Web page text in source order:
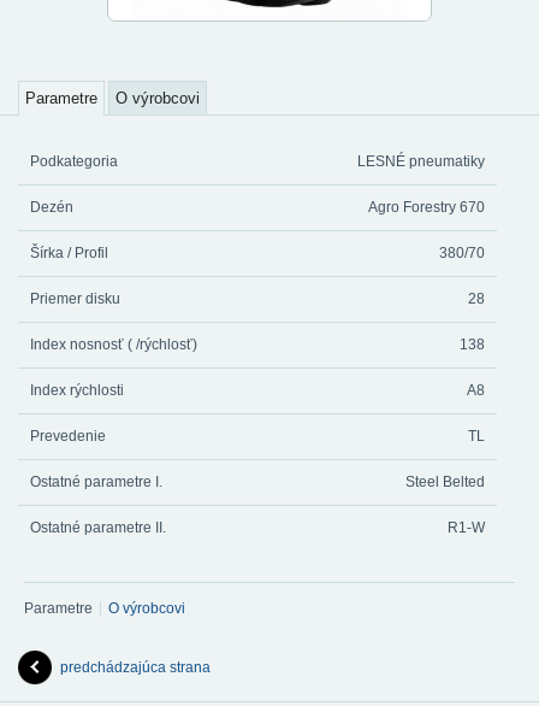
Parametre O výrobcovi
Podkategoria LESNÉ pneumatiky
Dezén Agro Forestry 670
Šírka / Profil 380/70
Priemer disku 28
Index nosnosť ( /rýchlosť) 138
Index rýchlosti A8
Prevedenie TL
Ostatné parametre I. Steel Belted
Ostatné parametre II. R1-W
Parametre O výrobcovi
predchádzajúca strana